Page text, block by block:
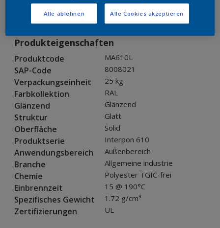
Bestellen Sie direkt im Webshop
Produkteigenschaften
Produktcode MA610L
SAP-Code 8008021
Verpackungseinheit 25 kg
Farbkollektion RAL
Glänzend Glänzend
Struktur Glatt
Oberfläche Solid
Produktserie Interpon 610
Anwendungsbereich Außenbereich
Branche Allgemeine industrie
Chemie Polyester TGIC-frei
Einbrennzeit 15 @ 190°C
Spezifisches Gewicht 1.72 g/cm³
Zertifizierungen UL
Alle ablehnen Alle Cookies akzeptieren